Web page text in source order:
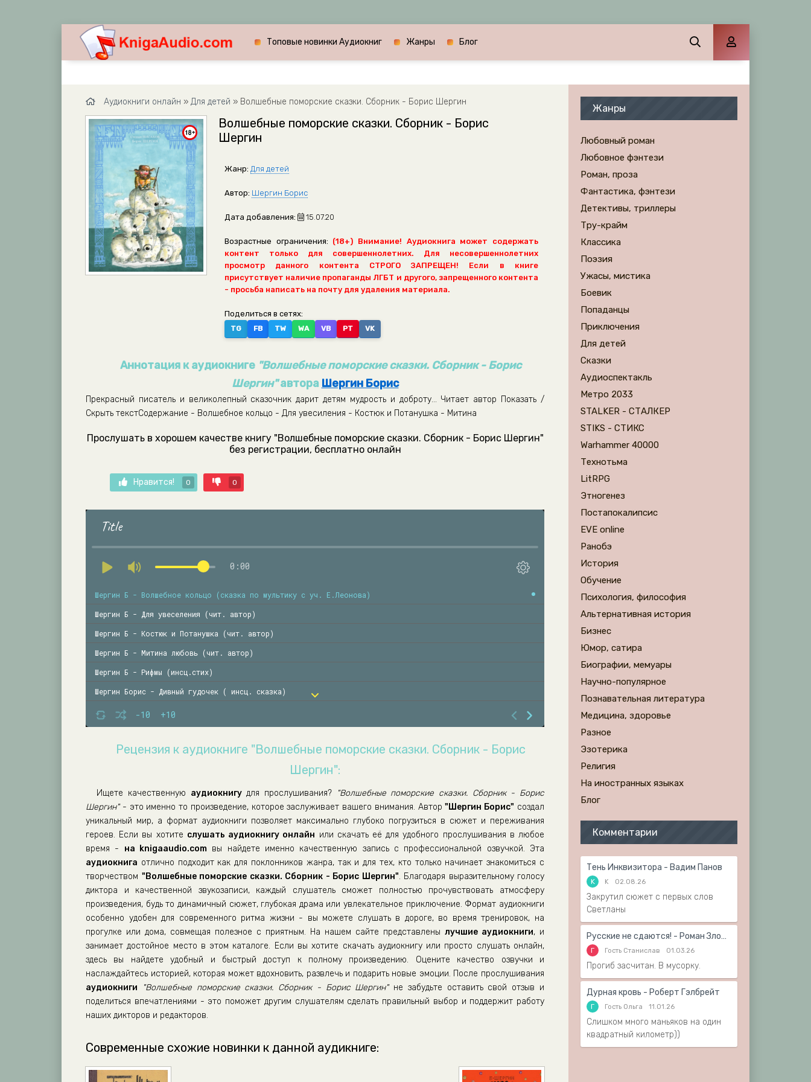
Топовые новинки Аудиокниг Жанры Блог
Аудиокниги онлайн » Для детей » Волшебные поморские сказки. Сборник - Борис Шергин
Волшебные поморские сказки. Сборник - Борис
Шергин
Жанр: Для детей
Автор: Шергин Борис
Дата добавления: 15.07.20
Возрастные ограничения: (18+) Внимание! Аудиокнига может содержать
контент только для совершеннолетних. Для несовершеннолетних
просмотр данного контента СТРОГО ЗАПРЕЩЕН! Если в книге
присутствует наличие пропаганды ЛГБТ и другого, запрещенного контента
- просьба написать на почту для удаления материала.
Поделиться в сетях:
TG FB TW WA VB PT VK
Аннотация к аудиокниге "Волшебные поморские сказки. Сборник - Борис
Шергин"автора Шергин Борис
Прекрасный писатель и великолепный сказочник дарит детям мудрость и доброту... Читает автор Показать /
Скрыть текстСодержание - Волшебное кольцо - Для увесиления - Костюк и Потанушка - Митина
Прослушать в хорошем качестве книгу "Волшебные поморские сказки. Сборник - Борис Шергин"
без регистрации, бесплатно онлайн
Нравится! 0 0
Title
0:00
-10 +10
Шергин Б - Волшебное кольцо (сказка по мультику с уч. Е.Леонова)
Шергин Б - Для увеселения (чит. автор)
Шергин Б - Костюк и Потанушка (чит. автор)
Шергин Б - Митина любовь (чит. автор)
Шергин Б - Рифмы (инсц.стих)
Шергин Борис - Дивный гудочек ( инсц. сказка)
Шергин Борис - Золоченые лбы ( инсц. сказка)
Шергин Борис - Пойга и лиса ( инсц. сказка)
Шергин Борис - Шиш и песни (чит. автор)
Шергин Борис -Мистер Пронька (инсц)
Рецензия к аудиокниге "Волшебные поморские сказки. Сборник - Борис
Шергин":
Ищете качественную аудиокнигудля прослушивания?
"Волшебные поморские сказки. Сборник - Борис
Шергин"- это именно то произведение, которое заслуживает вашего внимания. Автор"Шергин Борис" создал
уникальный мир, а формат аудиокниги позволяет максимально глубоко погрузиться в сюжет и переживания
героев. Если вы хотите слушать аудиокнигу онлайн или скачать её для удобного прослушивания в любое
время - на knigaaudio.com вы найдете именно качественную запись с профессиональной озвучкой. Эта
аудиокнига отлично подходит как для поклонников жанра, так и для тех, кто только начинает знакомиться с
творчеством "Волшебные поморские сказки. Сборник - Борис Шергин". Благодаря выразительному голосу
диктора и качественной звукозаписи, каждый слушатель сможет полностью прочувствовать атмосферу
произведения, будь то динамичный сюжет, глубокая драма или увлекательное приключение. Формат аудиокниги
особенно удобен для современного ритма жизни - вы можете слушать в дороге, во время тренировок, на
прогулке или дома, совмещая полезное с приятным. На нашем сайте представлены лучшие аудиокниги, и
занимает достойное место в этом каталоге. Если вы хотите скачать аудиокнигу или просто слушать онлайн,
здесь вы найдете удобный и быстрый доступ к полному произведению. Оцените качество озвучки и
наслаждайтесь историей, которая может вдохновить, развлечь и подарить новые эмоции. После прослушивания
аудиокниги
"Волшебные поморские сказки. Сборник - Борис Шергин"не забудьте оставить свой отзыв и
поделиться впечатлениями - это поможет другим слушателям сделать правильный выбор и поддержит работу
наших дикторов и редакторов.
Современные схожие новинки к данной аудикниге:
Жанры
Любовный роман
Любовное фэнтези
Роман, проза
Фантастика, фэнтези
Детективы, триллеры
Тру-крайм
Классика
Поэзия
Ужасы, мистика
Боевик
Попаданцы
Приключения
Для детей
Сказки
Аудиоспектакль
Метро 2033
STALKER - СТАЛКЕР
STIKS - СТИКС
Warhammer 40000
Технотьма
LitRPG
Этногенез
Постапокалипсис
EVE online
Ранобэ
История
Обучение
Психология, философия
Альтернативная история
Бизнес
Юмор, сатира
Биографии, мемуары
Научно-популярное
Познавательная литература
Медицина, здоровье
Разное
Эзотерика
Религия
На иностранных языках
Блог
Комментарии
Тень Инквизитора - Вадим Панов
K K 02.08.26
Закрутил сюжет с первых слов
Светланы
Русские не сдаются! - Роман Злотников
Г Гость Станислав 01.03.26
Прогиб засчитан. В мусорку.
Дурная кровь - Роберт Гэлбрейт
Г Гость Ольга 11.01.26
Слишком много маньяков на один
квадратный километр))